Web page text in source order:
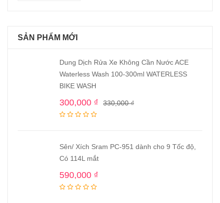
SẢN PHẨM MỚI
Dung Dịch Rửa Xe Không Cần Nước ACE
Waterless Wash 100-300ml WATERLESS
BIKE WASH
330,000₫
300,000 ₫
Sên/ Xích Sram PC-951 dành cho 9 Tốc độ,
Có 114L mắt
590,000 ₫